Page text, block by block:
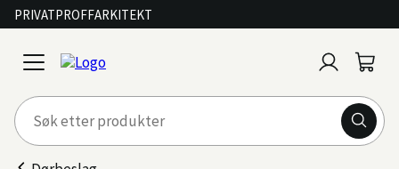
PRIVATPROFFARKITEKT
open
menu
inn